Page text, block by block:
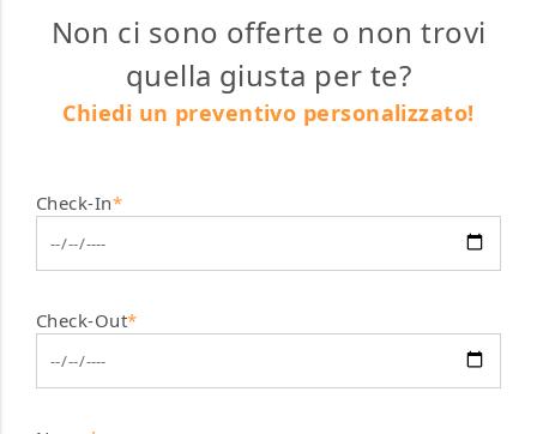
Non ci sono offerte o non trovi
quella giusta per te?
Chiedi un preventivo personalizzato!
Check-In*
Check-Out*